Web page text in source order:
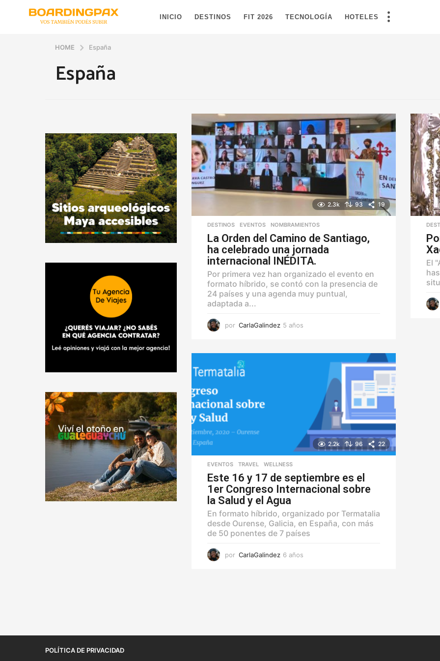
INICIO DESTINOS FIT 2026 TECNOLOGÍA HOTELES
HOME España
España
2.3k 93 19
DESTINOS ,EVENTOS ,NOMBRAMIENTOS
La Orden del Camino de Santiago,
ha celebrado una jornada
internacional INÉDITA.
Por primera vez han organizado el evento en
formato híbrido, se contó con la presencia de
24 países y una agenda muy puntual,
adaptada a...
por CarlaGalindez 5 años
o
El
2.2k 96 22
EVENTOS ,TRAVEL ,WELLNESS
Este 16 y 17 de septiembre es el
1er Congreso Internacional sobre
la Salud y el Agua
En formato híbrido, organizado por Termatalia
desde Ourense, Galicia, en España, con más
de 50 ponentes de 7 países
por CarlaGalindez 6 años
POLÍTICA DE PRIVACIDAD